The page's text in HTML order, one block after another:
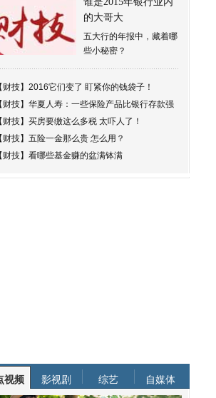
的大哥大
五大行的年报中，藏着哪
些小秘密？
财技】 2016它们变了 盯紧你的钱袋子！
财技】 华夏人寿：一些保险产品比银行存款强
财技】 买房要缴这么多税 太吓人了！
财技】 五险一金那么贵 怎么用？
财技】 看哪些基金赚的盆满钵满
视频 影视剧 综艺 自媒体